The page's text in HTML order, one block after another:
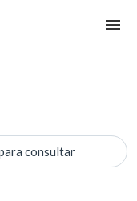
consultar